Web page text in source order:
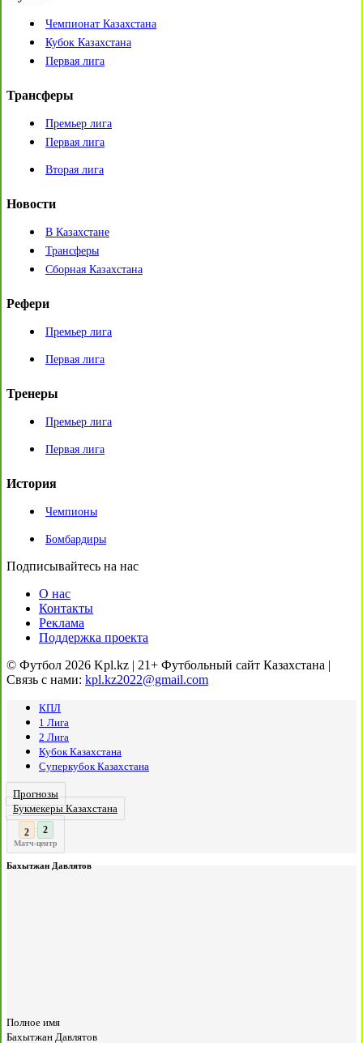
Чемпионат Казахстана
Кубок Казахстана
Первая лига
Трансферы
Премьер лига
Первая лига
Вторая лига
Новости
В Казахстане
Трансферы
Сборная Казахстана
Рефери
Премьер лига
Первая лига
Тренеры
Премьер лига
Первая лига
История
Чемпионы
Бомбардиры
Подписывайтесь на нас
О нас
Контакты
Реклама
Поддержка проекта
© Футбол 2026 Kpl.kz | 21+ Футбольный сайт Казахстана |
Связь с нами: kpl.kz2022@gmail.com
КПЛ
1 Лига
2 Лига
Кубок Казахстана
Суперкубок Казахстана
Прогнозы
Букмекеры Казахстана
3 : 2
Матч-центр
Бахытжан Давлятов
Полное имя
Бахытжан Давлятов